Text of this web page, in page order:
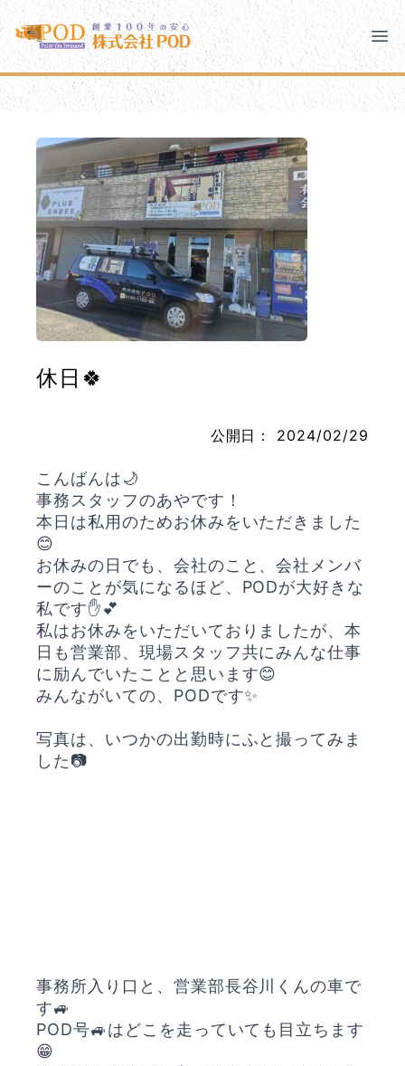
メインコンテンツにスキップ
株式会社ペイント・オン・デマンド
千葉の外壁塗装・屋根塗装なら創業100年の安心 ペイン
株式会社ペイント・オン・デマンド
モバイルメニュー
PODのまちづくり 安心の取り組み
ご相談と流れ よくあるご質問
PODについて
お問い合わせ
休日🍀
公開日： 2024/02/29
こんばんは🌙
事務スタッフのあやです！
本日は私用のためお休みをいただきました
😊
お休みの日でも、会社のこと、会社メンバ
ーのことが気になるほど、PODが大好きな
私です✋️💕
私はお休みをいただいておりましたが、本
日も営業部、現場スタッフ共にみんな仕事
に励んでいたことと思います😊
みんながいての、PODです✨
写真は、いつかの出勤時にふと撮ってみま
した📷️
事務所入り口と、営業部長谷川くんの車で
す🚙
POD号🚙はどこを走っていても目立ちます
😁